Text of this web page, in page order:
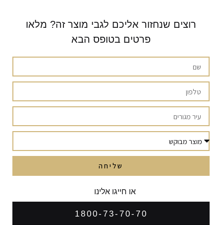
רוצים שנחזור אליכם לגבי מוצר זה? מלאו
פרטים בטופס הבא
שליחה
או חייגו אלינו
1800-73-70-70